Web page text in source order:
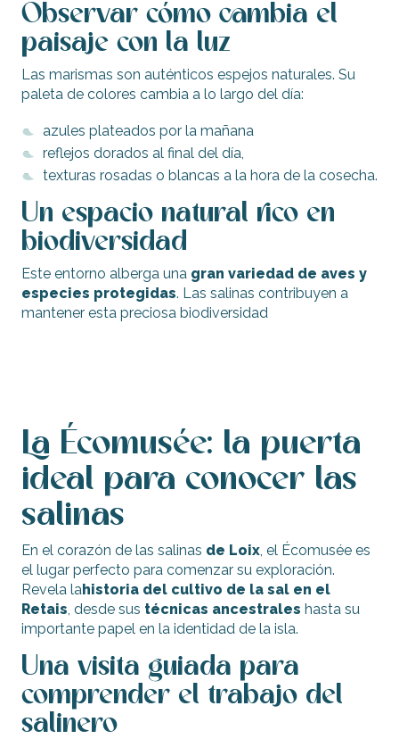
Observar cómo cambia el
paisaje con la luz
Las marismas son auténticos espejos naturales. Su
paleta de colores cambia a lo largo del día:
azules plateados por la mañana
reflejos dorados al final del día,
texturas rosadas o blancas a la hora de la cosecha.
Un espacio natural rico en
biodiversidad
Este entorno alberga una gran variedad de aves y
especies protegidas. Las salinas contribuyen a
mantener esta preciosa biodiversidad
La Écomusée: la puerta
ideal para conocer las
salinas
En el corazón de las salinas de Loix , el Écomusée es
el lugar perfecto para comenzar su exploración.
Revela lahistoria del cultivo de la sal en el
Retais , desde sus técnicas ancestrales hasta su
importante papel en la identidad de la isla.
Una visita guiada para
comprender el trabajo del
salinero